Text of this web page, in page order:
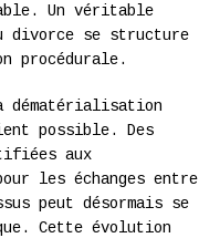
Un véritable
divorce se structure
procédurale.
dématérialisation
possible. Des
aux
les échanges entre
peut désormais se
Cette évolution